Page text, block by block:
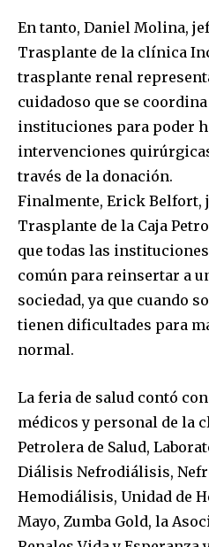
Join our
SUBSCRIBERS
conversation.
To subscribe, simply enter your
safe with us.
En tanto, Daniel Molina,
Trasplante de la clínica
trasplante renal
cuidadoso que se
instituciones para poder
intervenciones
través de la donación.
Finalmente, Erick Belfort,
Trasplante de la Caja
que todas las
común para reinsertar a
sociedad, ya que cuando
tienen dificultades para
normal.
La feria de salud contó
médicos y personal de la
Petrolera de Salud,
Diálisis Nefrodiálisis,
Hemodiálisis, Unidad de
Mayo, Zumba Gold, la